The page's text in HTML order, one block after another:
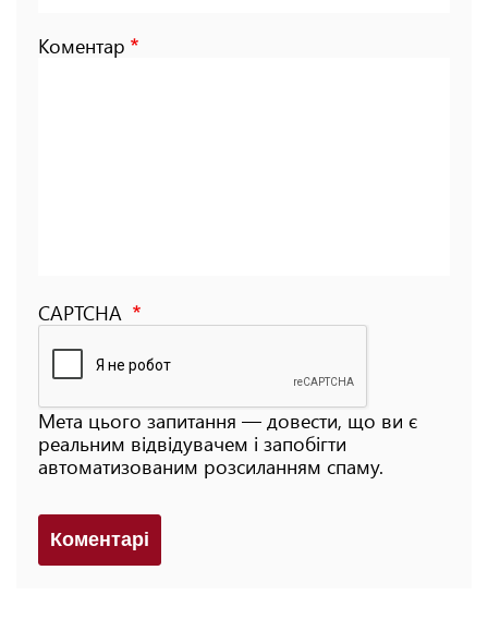
Коментар
CAPTCHA
Мета цього запитання — довести, що ви є
реальним відвідувачем і запобігти
автоматизованим розсиланням спаму.
Коментарi